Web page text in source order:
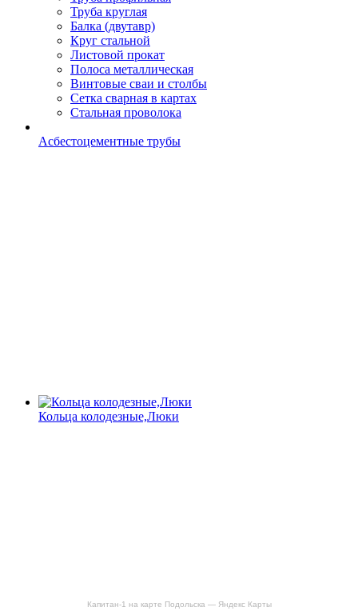
Капитан-1 на карте Подольска — Яндекс Карты
Труба круглая
Балка (двутавр)
Круг стальной
Листовой прокат
Полоса металлическая
Винтовые сваи и столбы
Сетка сварная в картах
Стальная проволока
Асбестоцементные трубы
Кольца колодезные,Люки